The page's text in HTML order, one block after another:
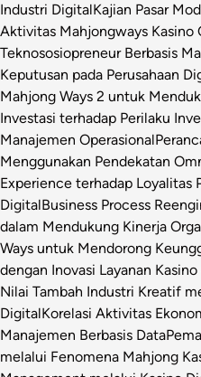
Industri DigitalKajian Pasar
Aktivitas Mahjongways Kasino
Teknososiopreneur Berbasis
Keputusan pada Perusahaan
Mahjong Ways 2 untuk
Investasi terhadap Perilaku
Manajemen Operasional
Menggunakan Pendekatan
Experience terhadap Loyalitas
DigitalBusiness Process
dalam Mendukung Kinerja
Ways untuk Mendorong
dengan Inovasi Layanan
Nilai Tambah Industri Kreatif
DigitalKorelasi Aktivitas
Manajemen Berbasis Data
melalui Fenomena Mahjong